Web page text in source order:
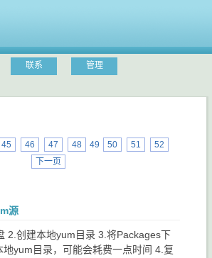
联系 管理
45 46 47 48 49 50 51
52
下一页
源
2.创建本地yum目录 3.将Packages下
地yum目录，可能会耗费一点时间 4.复